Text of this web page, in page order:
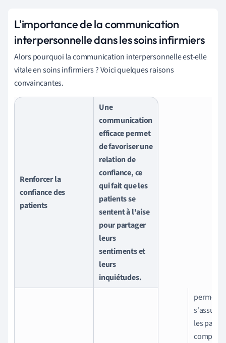
L'importance de la communication
interpersonnelle dans les soins infirmiers
Alors pourquoi la communication interpersonnelle est-elle
vitale en soins infirmiers ? Voici quelques raisons
convaincantes.
Renforcer la
confiance des
patients
Une
communication
efficace permet
de favoriser une
relation de
confiance, ce
qui fait que les
patients se
sentent à l'aise
pour partager
leurs
sentiments et
leurs
inquiétudes.
permet
s'assurer
les